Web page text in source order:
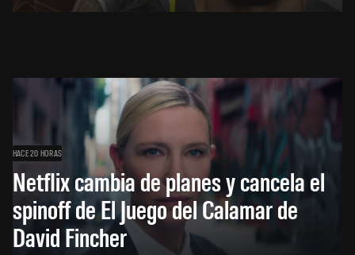
HACE 20 HORAS
Netflix cambia de planes y cancela el
spinoff de El Juego del Calamar de
David Fincher